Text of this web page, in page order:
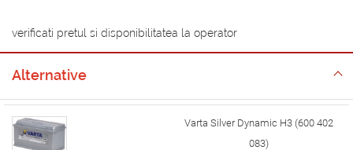
verificati pretul si disponibilitatea la operator
Alternative
Varta Silver Dynamic H3 (600 402
083)